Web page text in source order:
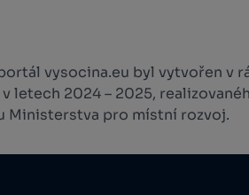
vysocina.eu byl vytvořen v
letech 2024 – 2025,
Ministerstva pro místní rozvoj.